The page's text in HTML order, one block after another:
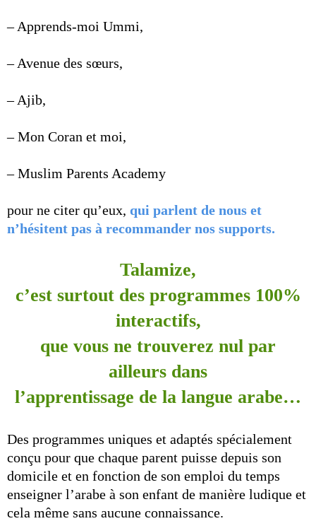
– Apprends-moi Ummi,
– Avenue des sœurs,
– Ajib,
– Mon Coran et moi,
– Muslim Parents Academy
pour ne citer qu’eux, qui parlent de nous et
n’hésitent pas à recommander nos supports.
Talamize,
c’est surtout des programmes 100%
interactifs,
que vous ne trouverez nul par
ailleurs dans
l’apprentissage de la langue arabe…
Des programmes uniques et adaptés spécialement
conçu pour que chaque parent puisse depuis son
domicile et en fonction de son emploi du temps
enseigner l’arabe à son enfant de manière ludique et
cela même sans aucune connaissance.